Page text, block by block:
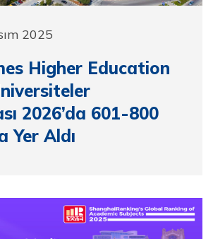
2025
Higher Education
2026’da 601-800
Yer Aldı